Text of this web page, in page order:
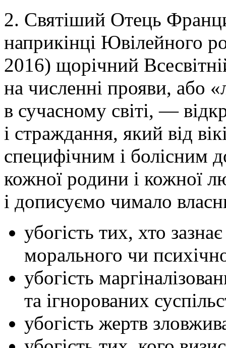
2. Святіший Отець
наприкінці Ювілейного
2016) щорічний
на численні прояви, або
в сучасному світі, —
і страждання, який від
специфічним і болісним
кожної родини і кожної
і дописуємо чимало
убогість тих, хто
морального чи
убогість
та ігнорованих
убогість жертв